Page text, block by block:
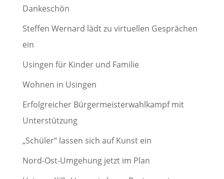
Dankeschön
Steffen Wernard lädt zu virtuellen Gesprächen
ein
Usingen für Kinder und Familie
Wohnen in Usingen
Erfolgreicher Bürgermeisterwahlkampf mit
Unterstützung
„Schüler“ lassen sich auf Kunst ein
Nord-Ost-Umgehung jetzt im Plan